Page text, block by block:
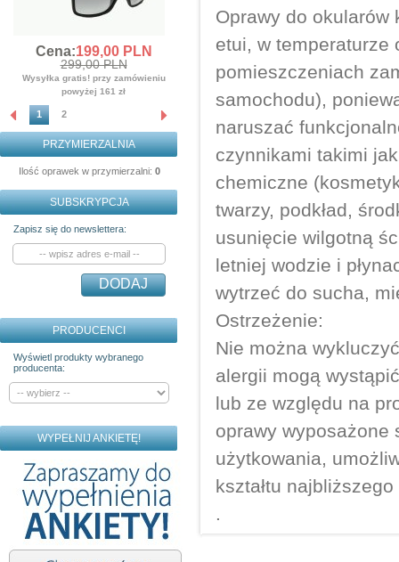
Cena:199,00PLN
299,00 PLN
Wysyłka gratis! przy zamówieniu
powyżej 161 zł
1 2
PRZYMIERZALNIA
Ilość oprawek w przymierzalni: 0
SUBSKRYPCJA
Zapisz się do newslettera:
DODAJ
PRODUCENCI
Wyświetl produkty wybranego
producenta:
WYPEŁNIJ ANKIETĘ!
Oprawy do okularów
etui, w temperaturze
pomieszczeniach
samochodu),
naruszać
czynnikami takimi
chemiczne
twarzy, podkład,
usunięcie wilgotną
letniej wodzie i
wytrzeć do sucha,
Ostrzeżenie:
Nie można
alergii mogą
lub ze względu na
oprawy wyposażone
użytkowania,
kształtu
.